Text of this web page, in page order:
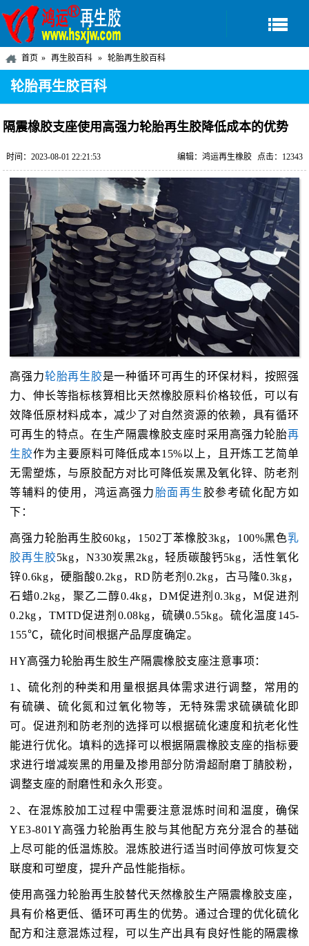
首页 再生胶百科 轮胎再生胶百科
轮胎再生胶百科
隔震橡胶支座使用高强力轮胎再生胶降低成本的优势
时间：2023-08-01 22:21:53 点击：12343
编辑：鸿运再生橡胶
高强力轮胎再生胶是一种循环可再生的环保材料，按照强
力、伸长等指标核算相比天然橡胶原料价格较低，可以有
效降低原材料成本，减少了对自然资源的依赖，具有循环
可再生的特点。在生产隔震橡胶支座时采用高强力轮胎再
生胶作为主要原料可降低成本15%以上，且开炼工艺简单
无需塑炼，与原胶配方对比可降低炭黑及氧化锌、防老剂
等辅料的使用，鸿运高强力 胎面再生 胶参考硫化配方如
下：
高强力轮胎再生胶60kg，1502丁苯橡胶3kg，100%黑色乳
胶再生胶5kg，N330炭黑2kg，轻质碳酸钙5kg，活性氧化
锌0.6kg，硬脂酸0.2kg，RD防老剂0.2kg，古马隆0.3kg，
石蜡0.2kg，聚乙二醇0.4kg，DM促进剂0.3kg，M促进剂
0.2kg，TMTD促进剂0.08kg，硫磺0.55kg。硫化温度145-
155℃，硫化时间根据产品厚度确定。
HY高强力轮胎再生胶生产隔震橡胶支座注意事项：
1、硫化剂的种类和用量根据具体需求进行调整，常用的
有硫磺、硫化氮和过氧化物等，无特殊需求硫磺硫化即
可。促进剂和防老剂的选择可以根据硫化速度和抗老化性
能进行优化。填料的选择可以根据隔震橡胶支座的指标要
求进行增减炭黑的用量及掺用部分防滑超耐磨丁腈胶粉，
调整支座的耐磨性和永久形变。
2、在混炼胶加工过程中需要注意混炼时间和温度，确保
YE3-801Y高强力轮胎再生胶与其他配方充分混合的基础
上尽可能的低温炼胶。混炼胶进行适当时间停放可恢复交
联度和可塑度，提升产品性能指标。
使用高强力轮胎再生胶替代天然橡胶生产隔震橡胶支座，
具有价格更低、循环可再生的优势。通过合理的优化硫化
配方和注意混炼过程，可以生产出具有良好性能的隔震橡